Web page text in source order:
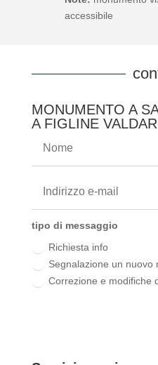
accessibile
MONUMENTO A
A FIGLINE
tipo di messaggio
Richiesta info
Segnalazione un nuovo
Correzione e modifiche